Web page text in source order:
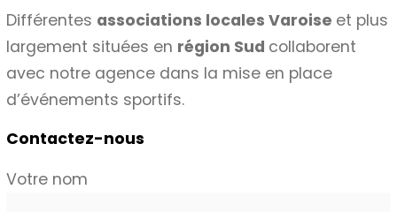
Différentes associations locales Varoise et plus
largement situées en région Sud collaborent
avec notre agence dans la mise en place
d’événements sportifs.
Contactez-nous
Votre nom